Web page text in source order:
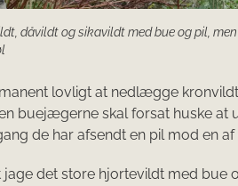
dåvildt og sikavildt med bue og pil,
lovligt at nedlægge
buejægerne skal forsat huske
de har afsendt en pil mod en af
jage det store hjortevildt med bue